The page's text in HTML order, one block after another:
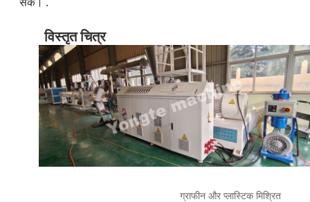
विस्तृत चित्र
ग्राफीन और प्लास्टिक मिश्रित